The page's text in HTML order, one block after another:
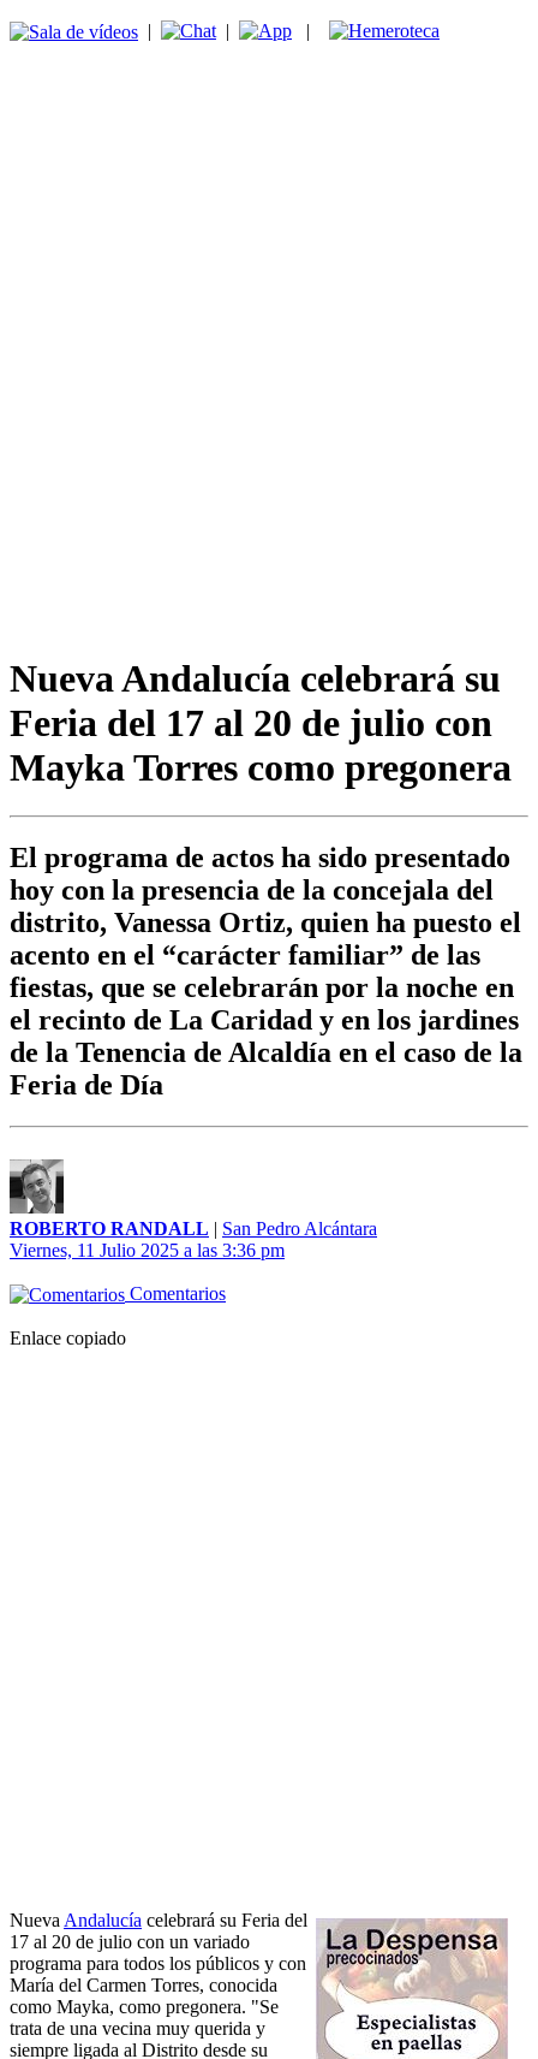
| | |
Nueva Andalucía celebrará su
Feria del 17 al 20 de julio con
Mayka Torres como pregonera
El programa de actos ha sido presentado
hoy con la presencia de la concejala del
distrito, Vanessa Ortiz, quien ha puesto el
acento en el “carácter familiar” de las
fiestas, que se celebrarán por la noche en
el recinto de La Caridad y en los jardines
de la Tenencia de Alcaldía en el caso de la
Feria de Día
ROBERTO RANDALL | San Pedro Alcántara
Viernes, 11 Julio 2025 a las 3:36 pm
Comentarios
Enlace copiado
Nueva Andalucía celebrará su Feria del
17 al 20 de julio con un variado
programa para todos los públicos y con
María del Carmen Torres, conocida
como Mayka, como pregonera. "Se
trata de una vecina muy querida y
siempre ligada al Distrito desde su